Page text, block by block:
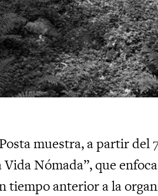
muestra, a partir del
Nómada”, que
tiempo anterior a la